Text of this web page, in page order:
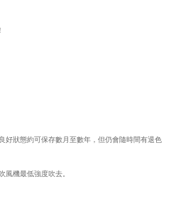
好狀態約可保存數月至數年，但仍會隨時間有退色
機最低強度吹去。